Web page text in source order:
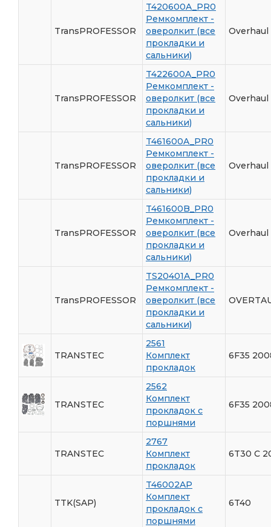
TransPROFESSOR
T420600A_PR0
Ремкомплект -
оверолкит (все
прокладки и
сальники)
TransPROFESSOR
T422600A_PR0
Ремкомплект -
оверолкит (все
прокладки и
сальники)
Overhaul
TransPROFESSOR
T461600A_PR0
Ремкомплект -
оверолкит (все
прокладки и
сальники)
Overhaul
TransPROFESSOR
T461600B_PR0
Ремкомплект -
оверолкит (все
прокладки и
сальники)
Overhaul
TransPROFESSOR
TS20401A_PR0
Ремкомплект -
оверолкит (все
прокладки и
сальники)
TRANSTEC
2561
Комплект
прокладок
6F35
TRANSTEC
2562
Комплект
прокладок с
поршнями
6F35
TRANSTEC
2767
Комплект
прокладок
6T30 С
TTK(SAP)
T46002AP
Комплект
прокладок с
поршнями
6T40